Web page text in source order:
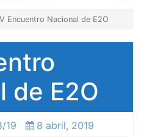
Encuentro Nacional de E2O
de E2O
19 8 abril, 2019